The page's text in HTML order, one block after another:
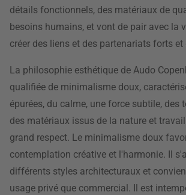
détails fonctionnels, des matériaux de
besoins humains, et vont de pair avec la
créer des liens et des partenariats forts et
La philosophie esthétique de Audo
qualifiée de minimalisme doux,
épurées, du calme, une force subtile, des
des matériaux issus de la nature et
grand respect. Le minimalisme doux
contemplation créative et l'harmonie. Il
différents styles architecturaux et
usage privé que commercial. Il est